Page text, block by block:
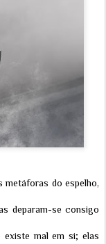
do espelho,
deparam-se consigo
existe mal em si; elas